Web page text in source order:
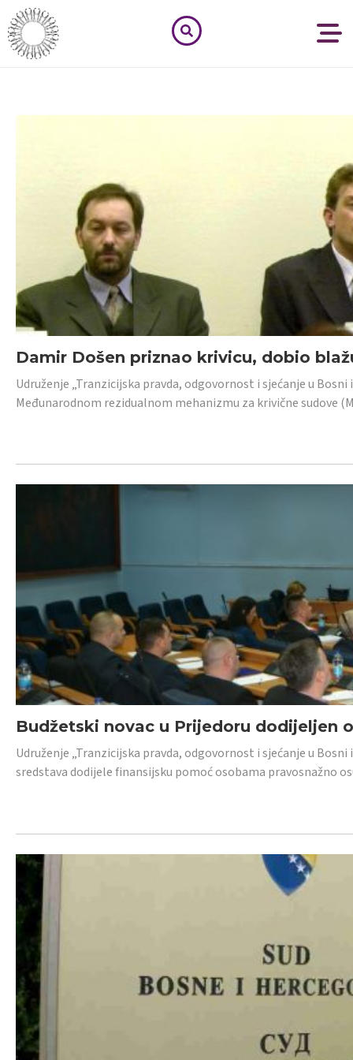
Damir Došen priznao krivicu, dobio
Udruženje „Tranzicijska pravda, odgovornost i sjećanje u
Međunarodnom rezidualnom mehanizmu za krivične sudove
Budžetski novac u Prijedoru dodijeljen
Udruženje „Tranzicijska pravda, odgovornost i sjećanje u
sredstava dodijele finansijsku pomoć osobama pravosnažno